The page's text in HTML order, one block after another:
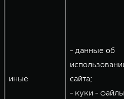
иные
- данные об
сайта;
- куки -